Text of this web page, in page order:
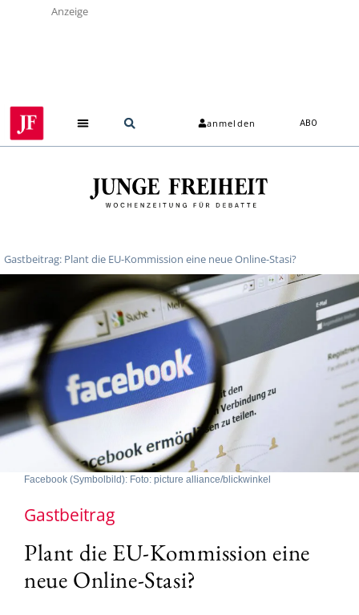
Anzeige
anmelden ABO
Gastbeitrag: Plant die EU-Kommission eine neue Online-Stasi?
Facebook (Symbolbild): Foto: picture alliance/blickwinkel
Gastbeitrag
Plant die EU-Kommission eine
neue Online-Stasi?